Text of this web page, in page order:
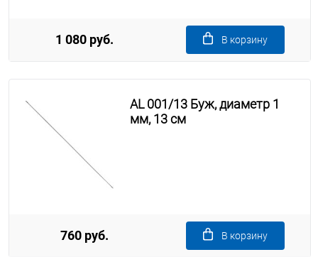
1 080 руб. В корзину
AL 001/13 Буж, диаметр 1
мм, 13 см
760 руб. В корзину